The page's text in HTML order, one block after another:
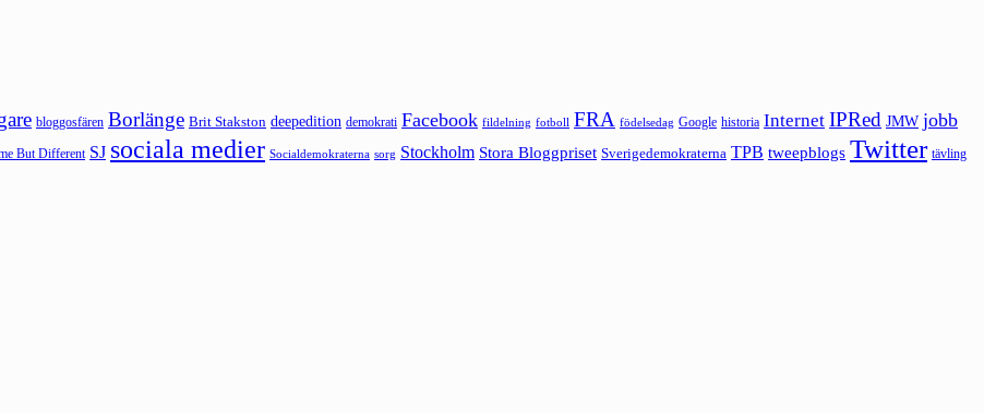
bloggosfären Borlänge Brit Stakston deepedition demokrati Facebook fildelning fotboll FRA födelsedag Google historia Internet IPRed JMW jobb
But Different SJ sociala medier Socialdemokraterna sorg Stockholm Stora Bloggpriset Sverigedemokraterna TPB tweepblogs Twitter tävling